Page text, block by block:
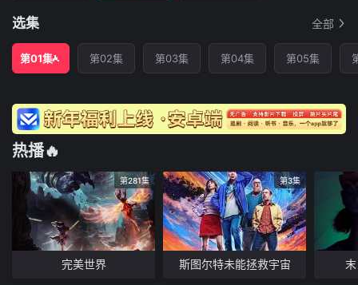
选集 全部
第01集 第02集 第03集 第04集 第05集
热播🔥
第281集
完美世界
第3集
斯图尔特未能拯救宇宙